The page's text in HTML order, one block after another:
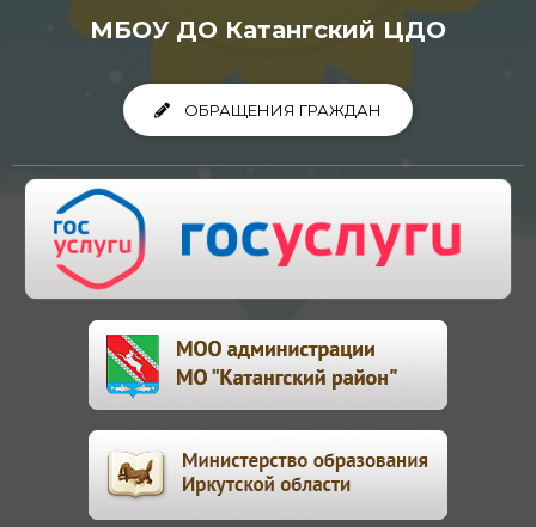
МБОУ ДО Катангский ЦДО
ОБРАЩЕНИЯ ГРАЖДАН